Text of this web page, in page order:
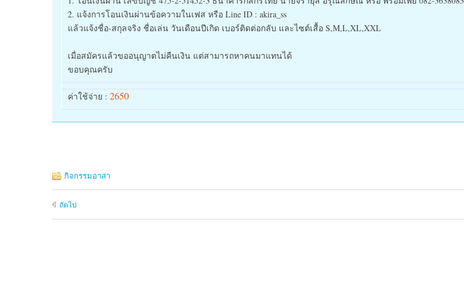
2. แจ้งการโอนเงินผ่านข้อความในเฟส หรือ Line ID : akira_ss
แล้วแจ้งชื่อ-สกุลจริง ชื่อเล่น วันเดือนปีเกิด เบอร์ติดต่อกลับ และไซต์เสื้อ S,M,L,XL,XXL
เมื่อสมัครแล้วขออนุญาตไม่คืนเงิน แต่สามารถหาคนมาแทนได้
ขอบคุณครับ
ค่าใช้จ่าย : 2650
กิจกรรมอาสา
ถัดไป